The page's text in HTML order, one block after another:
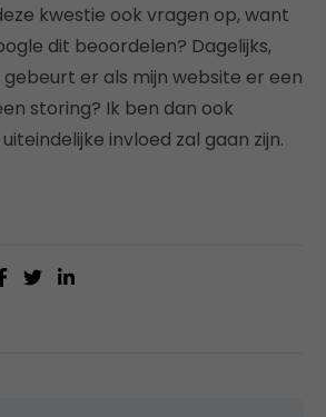
kwestie ook vragen op, want
dit beoordelen? Dagelijks,
gebeurt er als mijn website er een
storing? Ik ben dan ook
invloed zal gaan zijn.